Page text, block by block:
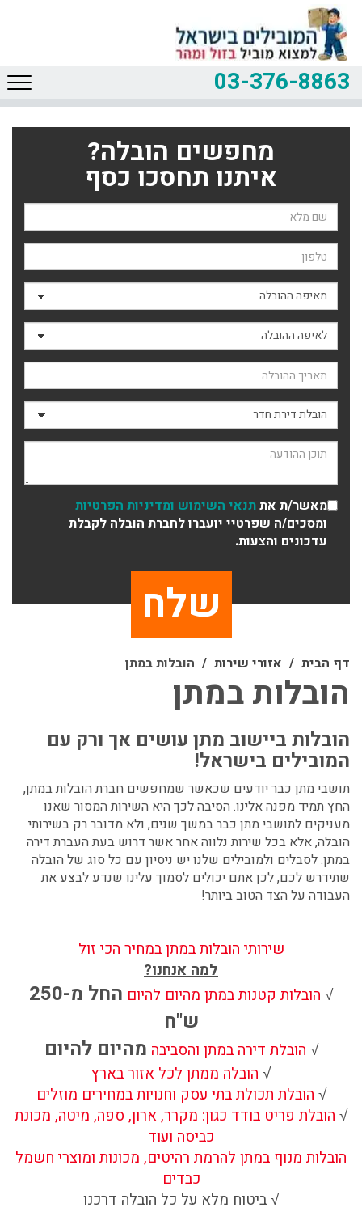
03-376-8863
מחפשים הובלה?
איתנו תחסכו כסף
שם השולח
טלפון
מאיפה ההובלה
לאיפה ההובלה
תאריך ההובלה
סוג ההובלה
תוכן ההודעה
מאשר/ת אתתנאי השימוש ומדיניות הפרטיות
ומסכים/ה שפרטיי יועברו לחברת הובלה לקבלת
עדכונים והצעות.
דף הבית אזורי שירות הובלות במתן
הובלות במתן
הובלות ביישוב מתן עושים אך ורק עם
המובילים בישראל!
תושבי מתן כבר יודעים שכאשר שמחפשים חברת הובלות במתן,
החץ תמיד מפנה אלינו. הסיבה לכך היא השירות המסור שאנו
מעניקים לתושבי מתן כבר במשך שנים, ולא מדובר רק בשירותי
הובלה, אלא בכל שירות נלווה אחר אשר דרוש בעת העברת דירה
במתן. לסבלים ולמובילים שלנו יש ניסיון עם כל סוג של הובלה
שתידרש לכם, לכן אתם יכולים לסמוך עלינו שנדע לבצע את
העבודה על הצד הטוב ביותר!
שירותי הובלות במתן במחיר הכי זול
למה אנחנו?
√ הובלות קטנות במתן מהיום להיום
החל מ-250
ש"ח
√ הובלת דירה במתן והסביבה מהיום להיום
√ הובלה ממתן לכל אזור בארץ
√ הובלת תכולת בתי עסק וחנויות במחירים מוזלים
√ הובלת פריט בודד כגון: מקרר, ארון, ספה, מיטה, מכונת
כביסה ועוד
הובלות מנוף במתן להרמת רהיטים, מכונות ומוצרי חשמל
כבדים
√ביטוח מלא על כל הובלה דרכנו